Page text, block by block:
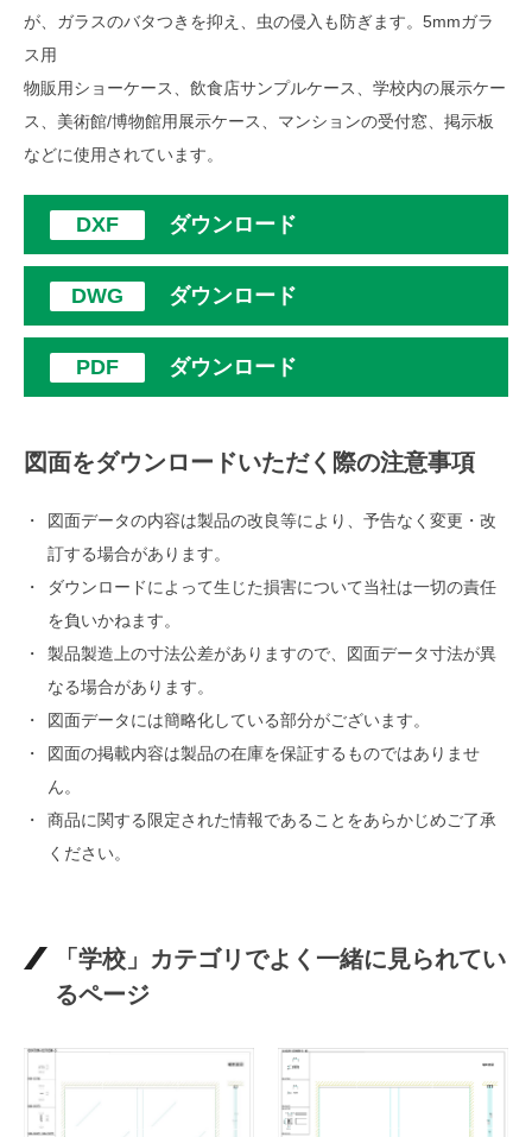
が、ガラスのバタつきを抑え、虫の侵入も防ぎます。5mmガラ
ス用
物販用ショーケース、飲食店サンプルケース、学校内の展示ケー
ス、美術館/博物館用展示ケース、マンションの受付窓、掲示板
などに使用されています。
ダウンロード
ダウンロード
ダウンロード
図面をダウンロードいただく際の注意事項
図面データの内容は製品の改良等により、予告なく変更・改
訂する場合があります。
ダウンロードによって生じた損害について当社は一切の責任
を負いかねます。
製品製造上の寸法公差がありますので、図面データ寸法が異
なる場合があります。
図面データには簡略化している部分がございます。
図面の掲載内容は製品の在庫を保証するものではありませ
ん。
商品に関する限定された情報であることをあらかじめご了承
ください。
「学校」カテゴリでよく一緒に見られてい
るページ